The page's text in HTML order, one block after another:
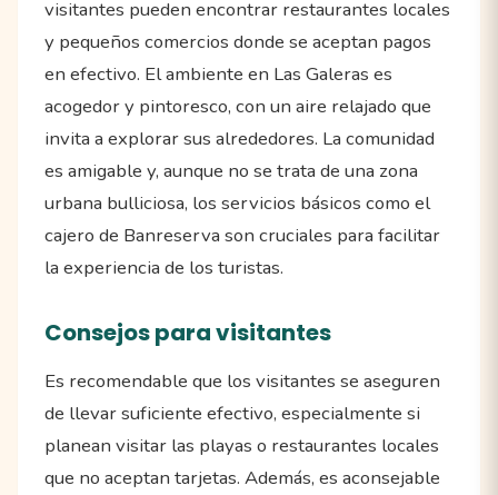
visitantes pueden encontrar restaurantes locales
y pequeños comercios donde se aceptan pagos
en efectivo. El ambiente en Las Galeras es
acogedor y pintoresco, con un aire relajado que
invita a explorar sus alrededores. La comunidad
es amigable y, aunque no se trata de una zona
urbana bulliciosa, los servicios básicos como el
cajero de Banreserva son cruciales para facilitar
la experiencia de los turistas.
Consejos para visitantes
Es recomendable que los visitantes se aseguren
de llevar suficiente efectivo, especialmente si
planean visitar las playas o restaurantes locales
que no aceptan tarjetas. Además, es aconsejable